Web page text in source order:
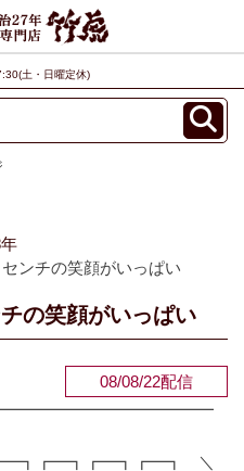
土・日曜定休)
ンチの笑顔がいっぱい
の笑顔がいっぱい
08/08/22配信
＼